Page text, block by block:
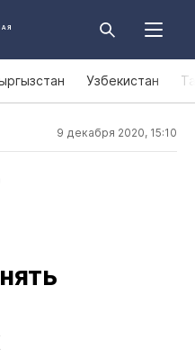
Узбекистан
9 декабря 2020, 15:10